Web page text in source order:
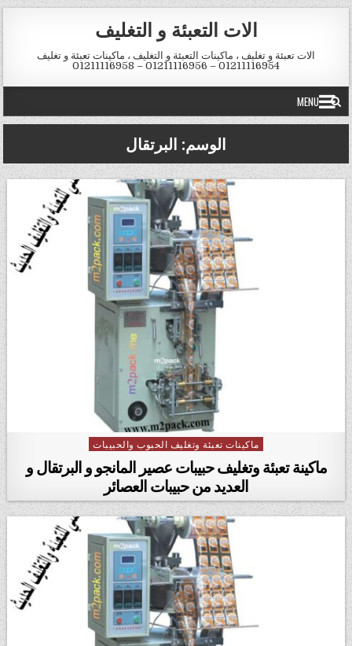
Skip to content
الات التعبئة و التغليف
الات تعبئة و تغليف ، ماكينات التعبئة و التغليف ، ماكينات تعبئة و تغليف
01211116954 – 01211116956 – 01211116958
MENU
الوسم: البرتقال
Posted in
ماكينات تعبئة وتغليف الحبوب والحبيبات
ماكينة تعبئة وتغليف حبيبات عصير المانجو و البرتقال و
العديد من حبيبات العصائر